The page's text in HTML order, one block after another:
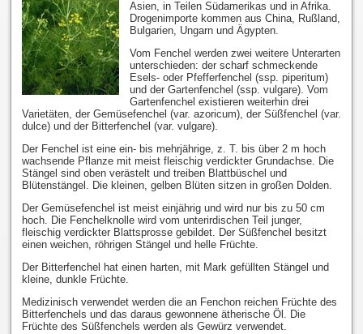
Asien, in Teilen Südamerikas und in Afrika.
Drogenimporte kommen aus China, Rußland,
Bulgarien, Ungarn und Ägypten.
Vom Fenchel werden zwei weitere Unterarten
unterschieden: der scharf schmeckende
Esels- oder Pfefferfenchel (ssp. piperitum)
und der Gartenfenchel (ssp. vulgare). Vom
Gartenfenchel existieren weiterhin drei
Varietäten, der Gemüsefenchel (var. azoricum), der Süßfenchel (var.
dulce) und der Bitterfenchel (var. vulgare).
Der Fenchel ist eine ein- bis mehrjährige, z. T. bis über 2 m hoch
wachsende Pflanze mit meist fleischig verdickter Grundachse. Die
Stängel sind oben verästelt und treiben Blattbüschel und
Blütenstängel. Die kleinen, gelben Blüten sitzen in großen Dolden.
Der Gemüsefenchel ist meist einjährig und wird nur bis zu 50 cm
hoch. Die Fenchelknolle wird vom unterirdischen Teil junger,
fleischig verdickter Blattsprosse gebildet. Der Süßfenchel besitzt
einen weichen, röhrigen Stängel und helle Früchte.
Der Bitterfenchel hat einen harten, mit Mark gefüllten Stängel und
kleine, dunkle Früchte.
Medizinisch verwendet werden die an Fenchon reichen Früchte des
Bitterfenchels und das daraus gewonnene ätherische Öl. Die
Früchte des Süßfenchels werden als Gewürz verwendet.